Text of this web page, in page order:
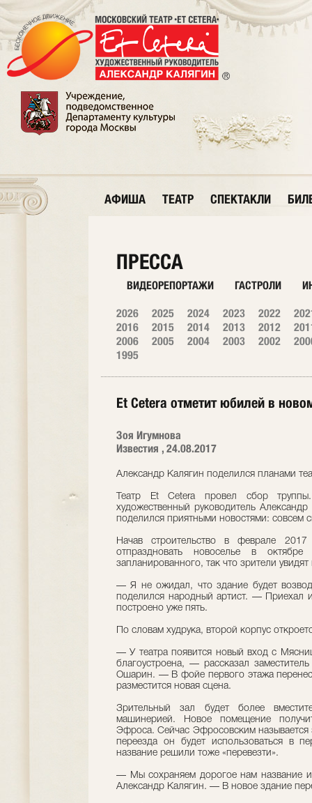
АФИША ТЕАТР СПЕКТАКЛИ
ПРЕССА
ВИДЕОРЕПОРТАЖИ ГАСТРОЛИ
2026 2025 2024 2023 2022
2016
2015 2014 2013 2012
2006
2005 2004 2003 2002
1995
Et Cetera отметит юбилей в
Зоя Игумнова
Известия , 24.08.2017
Александр Калягин поделился планами
Театр Et Cetera провел сбор
художественный руководитель
поделился приятными новостями: совсем
Начав строительство в феврале
отпраздновать новоселье в
запланированного, так что зрители
— Я не ожидал, что здание будет
поделился народный артист. — Приехал
построено уже пять.
По словам худрука, второй корпус
— У театра появится новый вход с
благоустроена, — рассказал
Ошарин. — В фойе первого этажа
разместится новая сцена.
Зрительный зал будет более
машинерией. Новое помещение
Эфроса. Сейчас Эфросовским называется
переезда он будет использоваться в
название решили тоже «перевезти».
— Мы сохраняем дорогое нам название
Александр Калягин. — В новое здание